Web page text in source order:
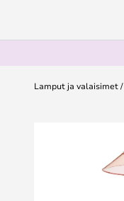
Lamput ja valaisimet